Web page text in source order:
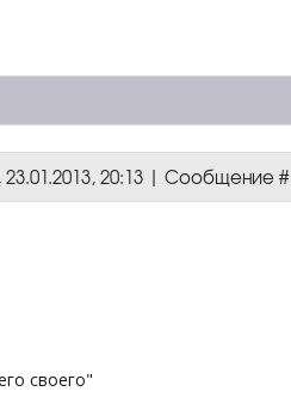
20:13 | Сообщение #
своего"